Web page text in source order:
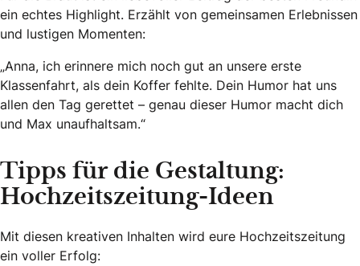
ein echtes Highlight. Erzählt von gemeinsamen Erlebnissen
und lustigen Momenten:
„Anna, ich erinnere mich noch gut an unsere erste
Klassenfahrt, als dein Koffer fehlte. Dein Humor hat uns
allen den Tag gerettet – genau dieser Humor macht dich
und Max unaufhaltsam.“
Tipps für die Gestaltung:
Hochzeitszeitung-Ideen
Mit diesen kreativen Inhalten wird eure Hochzeitszeitung
ein voller Erfolg: